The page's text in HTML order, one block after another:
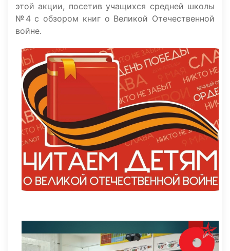
этой акции, посетив учащихся средней школы
№4 с обзором книг о Великой Отечественной
войне.